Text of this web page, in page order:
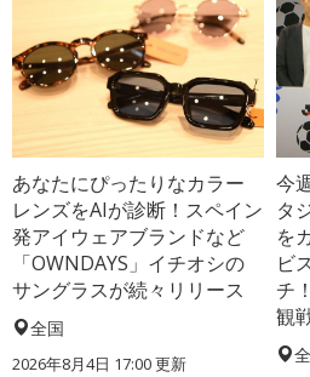
あなたにぴったりなカラー
レンズをAIが診断！スペイン
発アイウェアブランドなど
「OWNDAYS」イチオシの
サングラスが続々リリース
全国
2026年8月4日 17:00更新
今
タ
を
ビ
チ
観